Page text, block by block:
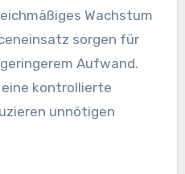
Wachstum
sorgen für
Aufwand.
kontrollierte
unnötigen